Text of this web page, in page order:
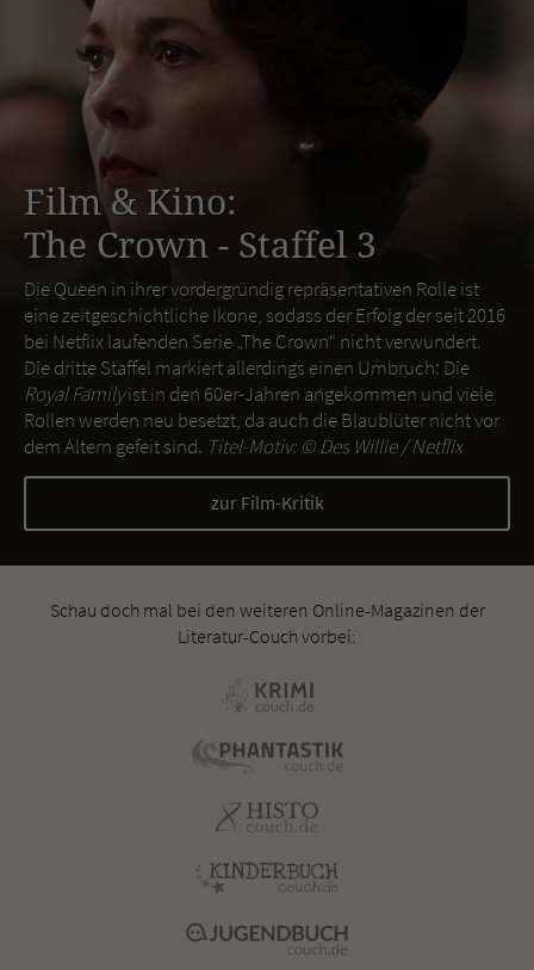
Film & Kino:
The Crown - Staffel 3
Die Queen in ihrer vordergründig repräsentativen Rolle ist
eine zeitgeschichtliche Ikone, sodass der Erfolg der seit 2016
bei Netflix laufenden Serie „The Crown“ nicht verwundert.
Die dritte Staffel markiert allerdings einen Umbruch: Die
Royal Familyist in den 60er-Jahren angekommen und viele
Rollen werden neu besetzt, da auch die Blaublüter nicht vor
dem Altern gefeit sind. Titel-Motiv: ©Des Willie / Netflix
zur Film-Kritik
Schau doch mal bei den weiteren Online-Magazinen der
Literatur-Couch vorbei: